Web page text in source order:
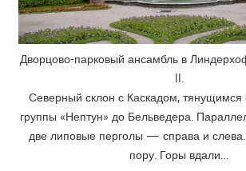
Дворцово-парковый ансамбль в
II.
Северный склон с Каскадом, тянущимся
группы «Нептун» до Бельведера.
две липовые перголы — справа и
пору. Горы вдали…